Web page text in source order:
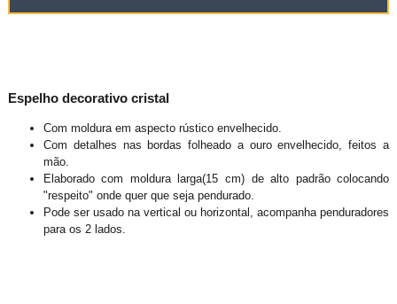
Espelho decorativo cristal
Com moldura em aspecto rústico envelhecido.
Com detalhes nas bordas folheado a ouro envelhecido, feitos a
mão.
Elaborado com moldura larga(15 cm) de alto padrão colocando
"respeito" onde quer que seja pendurado.
Pode ser usado na vertical ou horizontal, acompanha penduradores
para os 2 lados.